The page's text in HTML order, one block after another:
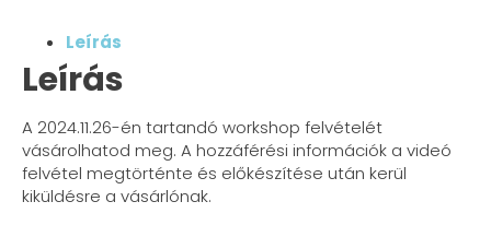
Leírás
Leírás
A 2024.11.26-én tartandó workshop felvételét
vásárolhatod meg. A hozzáférési információk a videó
felvétel megtörténte és előkészítése után kerül
kiküldésre a vásárlónak.